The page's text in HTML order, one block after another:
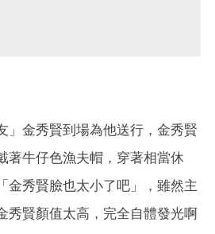
」金秀賢到場為他送行，金秀賢
著牛仔色漁夫帽，穿著相當休
金秀賢臉也太小了吧」，雖然主
秀賢顏值太高，完全自體發光啊